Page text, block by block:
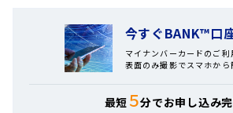
今すぐBANK™口
マイナンバーカードのご利
表面のみ撮影でスマホから
最短５分でお申し込み